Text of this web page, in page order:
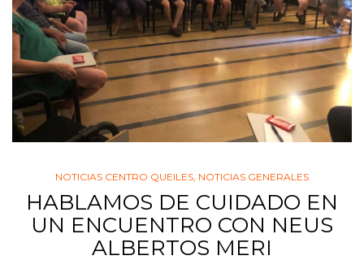
NOTICIAS CENTRO QUEILES, NOTICIAS GENERALES
HABLAMOS DE CUIDADO EN
UN ENCUENTRO CON NEUS
ALBERTOS MERI